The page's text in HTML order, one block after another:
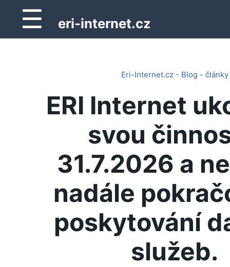
☰ eri-internet.cz
Eri-Internet.cz - Blog - články
ERI Internet
svou
31.7.2026 a
nadále
poskytování
služeb.